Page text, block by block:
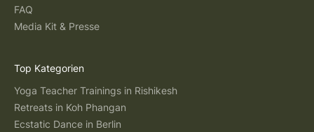
FAQ
Media Kit & Presse
Top Kategorien
Yoga Teacher Trainings in Rishikesh
Retreats in Koh Phangan
Ecstatic Dance in Berlin